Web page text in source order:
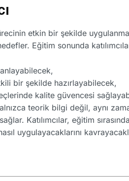
etkin bir şekilde
Eğitim sonunda
bir şekilde hazırlayabilecek,
kalite güvencesi
teorik bilgi değil, aynı
Katılımcılar, eğitim
uygulayacaklarını